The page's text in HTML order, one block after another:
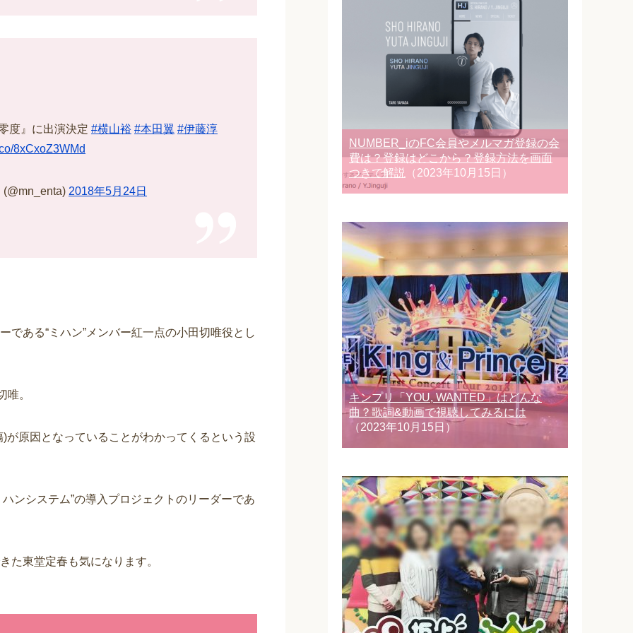
度』に出演決定 #横山裕 #本田翼 #伊藤淳
8xCxoZ3WMd
2018年5月24日
である“ミハン”メンバー紅一点の小田切唯役とし
唯。
原因となっていることがわかってくるという設
ンシステム”の導入プロジェクトのリーダーであ
た東堂定春も気になります。
NUMBER_iのFC会員やメルマガ登録の会
費は？登録はどこから？登録方法を画面
つきで解説
（2023年10月15日）
キンプリ「YOU, WANTED」はどんな
曲？歌詞&動画で視聴してみるには
（2023年10月15日）